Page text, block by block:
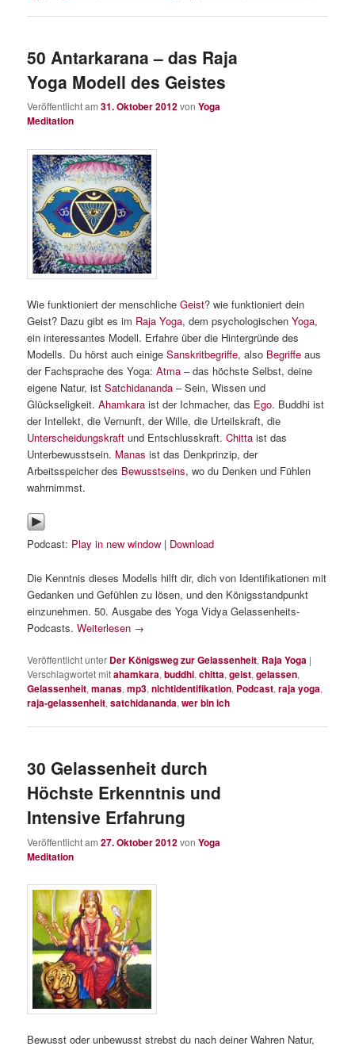
50 Antarkarana – das Raja
Yoga Modell des Geistes
Veröffentlicht am31. Oktober 2012vonYoga
Meditation
Wie funktioniert der menschlicheGeist? wie funktioniert dein
Geist? Dazu gibt es im Raja Yoga, dem psychologischenYoga,
ein interessantes Modell. Erfahre über die Hintergründe des
Modells. Du hörst auch einigeSanskritbegriffe, also Begriffeaus
der Fachsprache des Yoga:Atma – das höchste Selbst, deine
eigene Natur, istSatchidananda – Sein, Wissen und
Glückseligkeit.Ahamkara ist der Ichmacher, das Ego. Buddhi ist
der Intellekt, die Vernunft, der Wille, die Urteilskraft, die
Unterscheidungskraft und Entschlusskraft.Chitta ist das
Unterbewusstsein. Manas ist das Denkprinzip, der
Arbeitsspeicher des Bewusstseins, wo du Denken und Fühlen
wahrnimmst.
Podcast: Play in new window | Download
Die Kenntnis dieses Modells hilft dir, dich von Identifikationen mit
Gedanken und Gefühlen zu lösen, und den Königsstandpunkt
einzunehmen. 50. Ausgabe des Yoga Vidya Gelassenheits-
Podcasts.Weiterlesen →
Veröffentlicht unter Der Königsweg zur Gelassenheit, Raja Yoga |
Verschlagwortet mitahamkara,buddhi,chitta,geist,gelassen,
Gelassenheit,manas,mp3,nichtidentifikation, Podcast,raja yoga,
raja-gelassenheit,satchidananda,wer bin ich
30 Gelassenheit durch
Höchste Erkenntnis und
Intensive Erfahrung
Veröffentlicht am27. Oktober 2012vonYoga
Meditation
Bewusst oder unbewusst strebst du nach deiner Wahren Natur,